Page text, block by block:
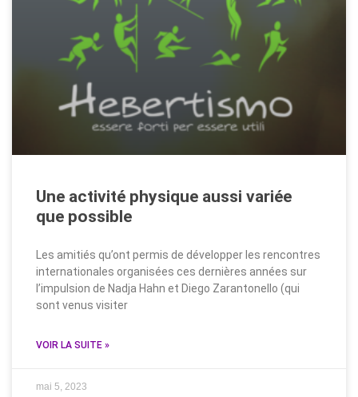
Une activité physique aussi variée
que possible
Les amitiés qu’ont permis de développer les rencontres
internationales organisées ces dernières années sur
l’impulsion de Nadja Hahn et Diego Zarantonello (qui
sont venus visiter
VOIR LA SUITE »
mai 5, 2023